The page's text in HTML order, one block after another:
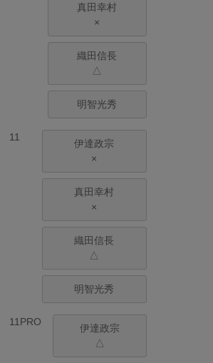
真田幸村
×
織田信長
△
明智光秀
11
伊達政宗
×
真田幸村
×
織田信長
△
明智光秀
11PRO
伊達政宗
△